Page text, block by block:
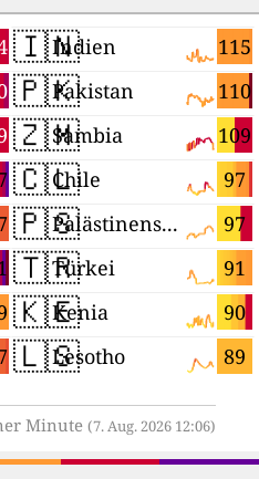
🇮🇳 115
Indien
🇵🇰 110
Pakistan
🇿🇲 109
Sambia
🇨🇱 97
Chile
🇵🇸 97
Palästinensische Autonomiegebiete
🇹🇷 91
Türkei
🇰🇪 90
Kenia
🇱🇸 89
Lesotho
Minute (7. Aug. 2026 12:06)